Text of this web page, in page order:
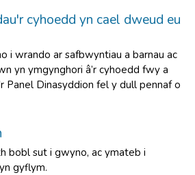
cyhoedd yn cael dweud eu
i wrando ar safbwyntiau a barnau ac
yn ymgynghori â’r cyhoedd fwy a
Panel Dinasyddion fel y dull pennaf o
bobl sut i gwyno, ac ymateb i
gyflym.